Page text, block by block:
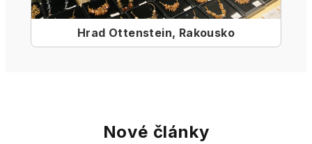
Hrad Ottenstein, Rakousko
Nové články